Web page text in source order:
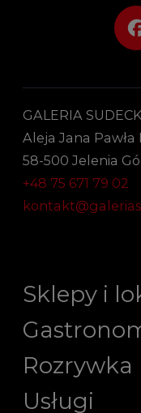
GALERIA
Aleja Jana Pawła
58-500 Jelenia
+48 75 671 79 02
Sklepy i
Rozrywka
Usługi